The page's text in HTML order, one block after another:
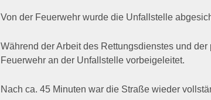
Von der Feuerwehr wurde die Unfallstelle
Während der Arbeit des Rettungsdienstes und
Feuerwehr an der Unfallstelle vorbeigeleitet.
Nach ca. 45 Minuten war die Straße wieder